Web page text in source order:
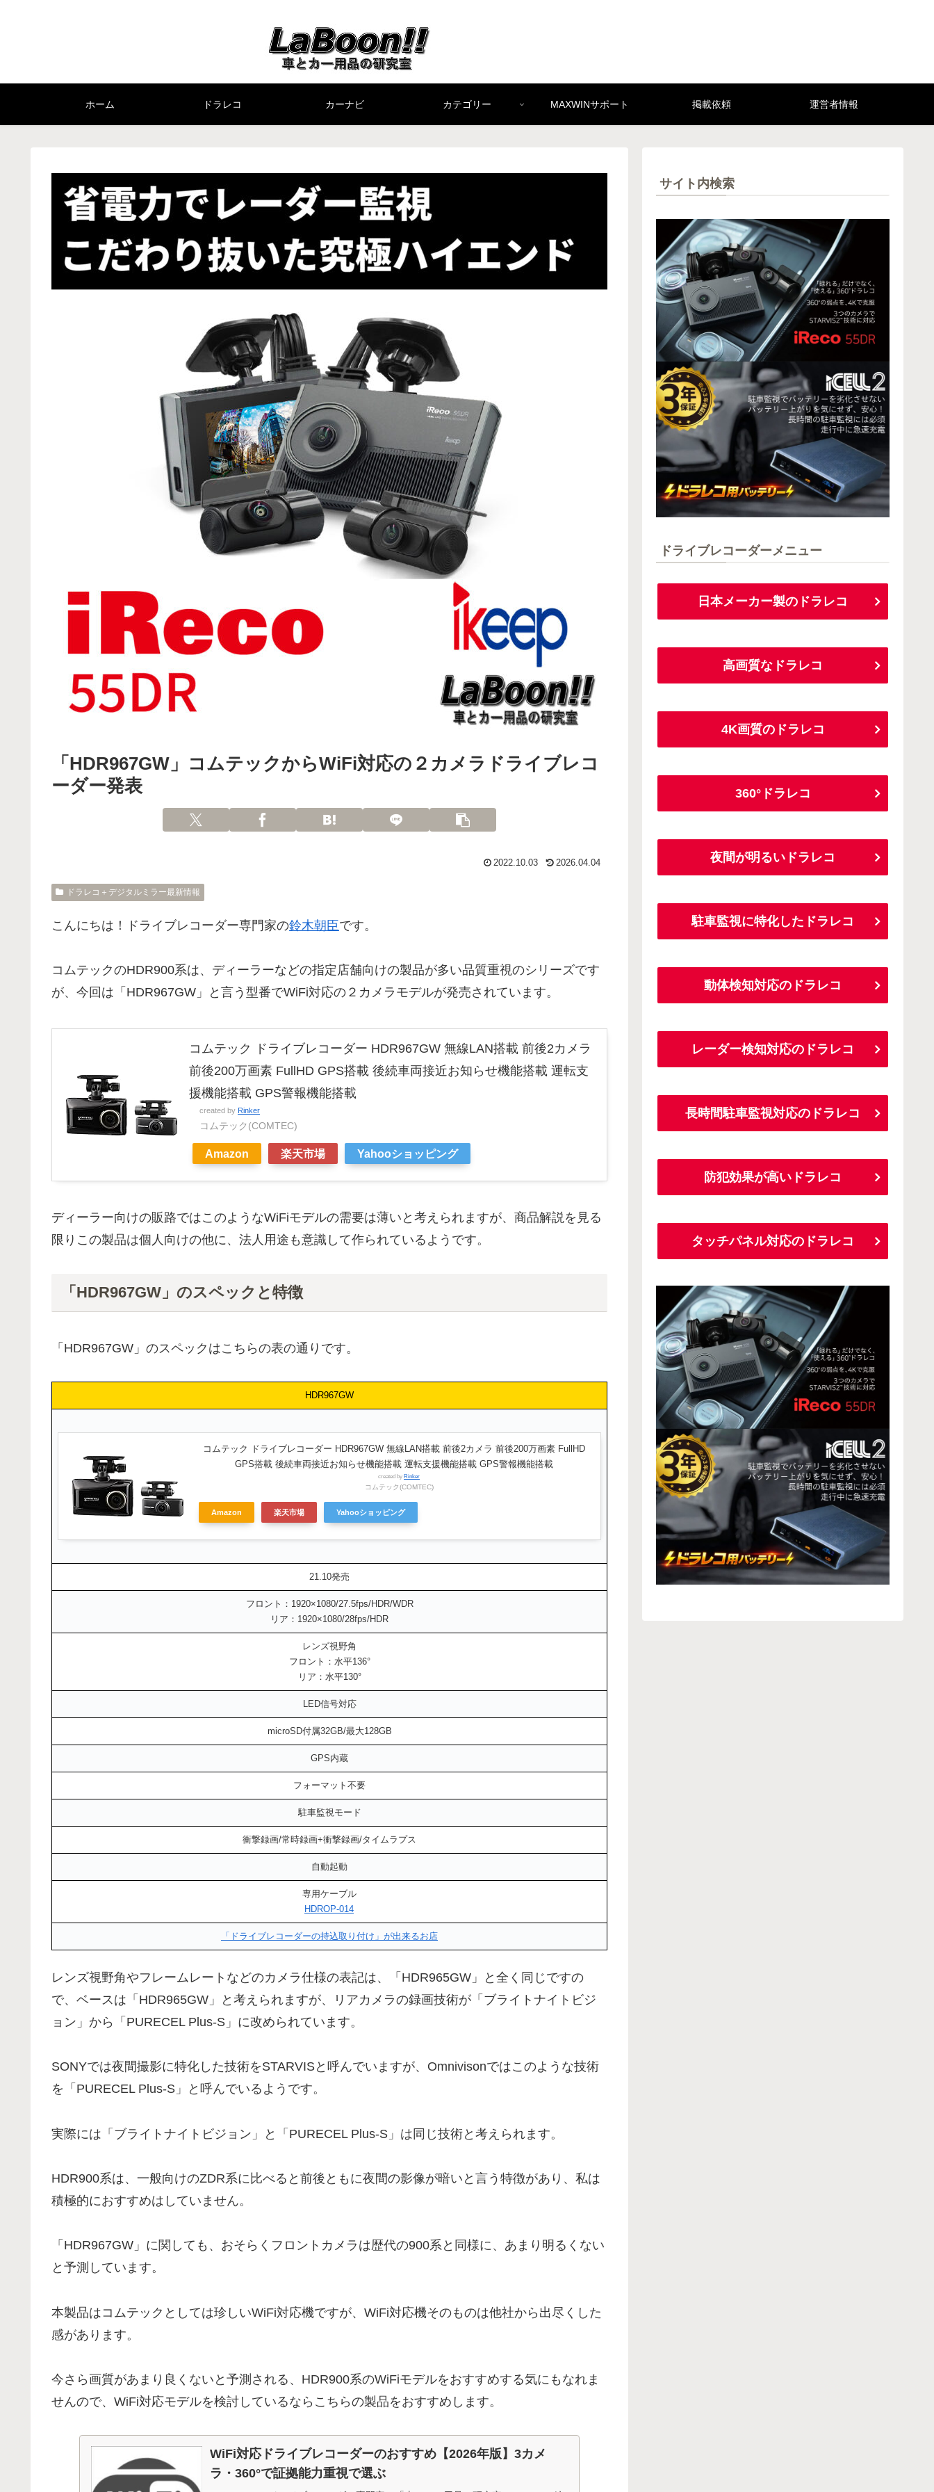
ホーム ドラレコ カーナビ カテゴリー MAXWINサポート 掲載依頼 運営者情報
「HDR967GW」コムテックからWiFi対応の２カメラドライブレコ
ーダー発表
2022.10.03 2026.04.04
ドラレコ＋デジタルミラー最新情報
こんにちは！ドライブレコーダー専門家の鈴木朝臣です。
コムテックのHDR900系は、ディーラーなどの指定店舗向けの製品が多い品質重視のシリーズです
が、今回は「HDR967GW」と言う型番でWiFi対応の２カメラモデルが発売されています。
コムテック ドライブレコーダー HDR967GW 無線LAN搭載 前後2カメラ
前後200万画素 FullHD GPS搭載 後続車両接近お知らせ機能搭載 運転支
援機能搭載 GPS警報機能搭載
created by Rinker
コムテック(COMTEC)
Amazon 楽天市場 Yahooショッピング
ディーラー向けの販路ではこのようなWiFiモデルの需要は薄いと考えられますが、商品解説を見る
限りこの製品は個人向けの他に、法人用途も意識して作られているようです。
「HDR967GW」のスペックと特徴
「HDR967GW」のスペックはこちらの表の通りです。
HDR967GW
コムテック ドライブレコーダー HDR967GW 無線LAN搭載 前後2カメラ 前後200万画素 FullHD
GPS搭載 後続車両接近お知らせ機能搭載 運転支援機能搭載 GPS警報機能搭載
created by Rinker
コムテック(COMTEC)
Amazon 楽天市場 Yahooショッピング
21.10発売
フロント：1920×1080/27.5fps/HDR/WDR
リア：1920×1080/28fps/HDR
レンズ視野角
フロント：水平136°
リア：水平130°
LED信号対応
microSD付属32GB/最大128GB
GPS内蔵
フォーマット不要
駐車監視モード
衝撃録画/常時録画+衝撃録画/タイムラプス
自動起動
専用ケーブル
HDROP-014
「ドライブレコーダーの持込取り付け」が出来るお店
レンズ視野角やフレームレートなどのカメラ仕様の表記は、「HDR965GW」と全く同じですの
で、ベースは「HDR965GW」と考えられますが、リアカメラの録画技術が「ブライトナイトビジ
ョン」から「PURECEL Plus-S」に改められています。
SONYでは夜間撮影に特化した技術をSTARVISと呼んでいますが、Omnivisonではこのような技術
を「PURECEL Plus-S」と呼んでいるようです。
実際には「ブライトナイトビジョン」と「PURECEL Plus-S」は同じ技術と考えられます。
HDR900系は、一般向けのZDR系に比べると前後ともに夜間の影像が暗いと言う特徴があり、私は
積極的におすすめはしていません。
「HDR967GW」に関しても、おそらくフロントカメラは歴代の900系と同様に、あまり明るくない
と予測しています。
本製品はコムテックとしては珍しいWiFi対応機ですが、WiFi対応機そのものは他社から出尽くした
感があります。
今さら画質があまり良くないと予測される、HDR900系のWiFiモデルをおすすめする気にもなれま
せんので、WiFi対応モデルを検討しているならこちらの製品をおすすめします。
WiFi対応ドライブレコーダーのおすすめ【2026年版】3カメ
ラ・360°で証拠能力重視で選ぶ
サイト内検索
ドライブレコーダーメニュー
日本メーカー製のドラレコ
高画質なドラレコ
4K画質のドラレコ
360°ドラレコ
夜間が明るいドラレコ
駐車監視に特化したドラレコ
動体検知対応のドラレコ
レーダー検知対応のドラレコ
長時間駐車監視対応のドラレコ
防犯効果が高いドラレコ
タッチパネル対応のドラレコ